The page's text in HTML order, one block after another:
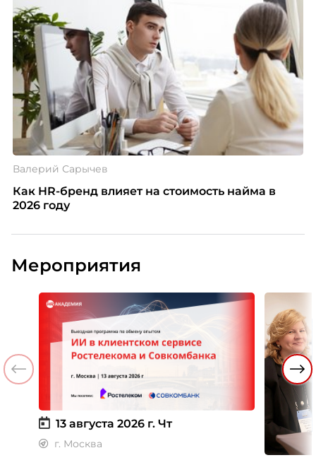
Валерий Сарычев
Как HR-бренд влияет на стоимость найма в
2026 году
Мероприятия
13 августа 2026 г. Чт
г. Москва